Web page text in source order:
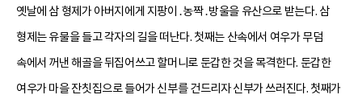
옛날에 삼 형제가 아버지에게 지팡이․농짝․방울을 유산으로 받는다. 삼
형제는 유물을 들고 각자의 길을 떠난다. 첫째는 산속에서 여우가 무덤
속에서 꺼낸 해골을 뒤집어쓰고 할머니로 둔갑한 것을 목격한다. 둔갑한
여우가 마을 잔칫집으로 들어가 신부를 건드리자 신부가 쓰러진다. 첫째가